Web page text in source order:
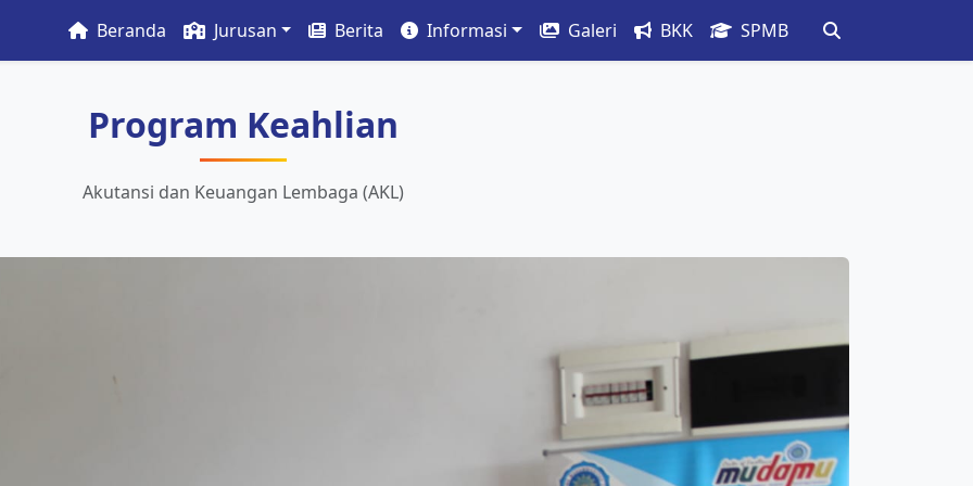
Beranda Jurusan Berita Informasi Galeri BKK SPMB
Program Keahlian
Akutansi dan Keuangan Lembaga (AKL)